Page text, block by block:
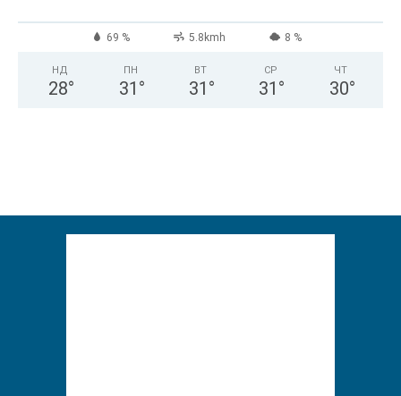
69 % 5.8kmh 8 %
НД
28°
ПН
31 °
ВТ
31 °
СР
31 °
ЧТ
30°